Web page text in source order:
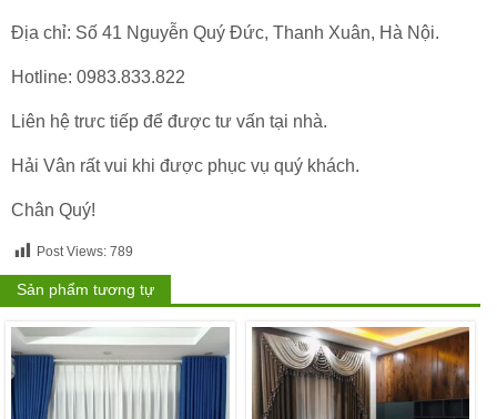
Địa chỉ: Số 41 Nguyễn Quý Đức, Thanh Xuân, Hà Nội.
Hotline: 0983.833.822
Liên hệ trưc tiếp để được tư vấn tại nhà.
Hải Vân rất vui khi được phục vụ quý khách.
Chân Quý!
Post Views: 789
Sản phẩm tương tự